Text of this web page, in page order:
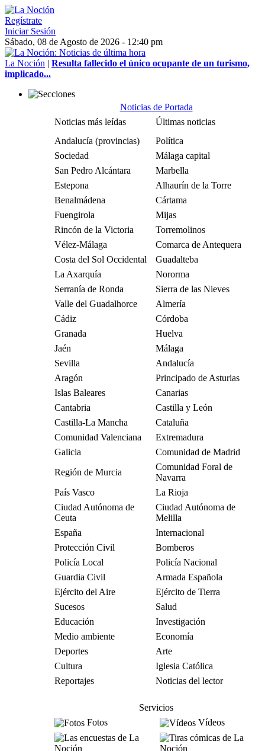
Regístrate
Iniciar Sesión
Sábado, 08 de Agosto de 2026 - 12:40 pm
La Noción | Resulta fallecido el único ocupante de un turismo,
implicado...
Noticias de Portada
Noticias más leídas
Últimas noticias
Andalucía (provincias)
Política
Sociedad
Málaga capital
San Pedro Alcántara
Marbella
Estepona
Alhaurín de la Torre
Benalmádena
Cártama
Fuengirola
Mijas
Rincón de la Victoria
Torremolinos
Vélez-Málaga
Comarca de Antequera
Costa del Sol Occidental
Guadalteba
La Axarquía
Nororma
Serranía de Ronda
Sierra de las Nieves
Valle del Guadalhorce
Almería
Cádiz
Córdoba
Granada
Huelva
Jaén
Málaga
Sevilla
Andalucía
Aragón
Principado de Asturias
Islas Baleares
Canarias
Cantabria
Castilla y León
Castilla-La Mancha
Cataluña
Comunidad Valenciana
Extremadura
Galicia
Comunidad de Madrid
Región de Murcia
Comunidad Foral de
Navarra
País Vasco
La Rioja
Ciudad Autónoma de
Ceuta
Ciudad Autónoma de
Melilla
España
Internacional
Protección Civil
Bomberos
Policía Local
Policía Nacional
Guardia Civil
Armada Española
Ejército del Aire
Ejército de Tierra
Sucesos
Salud
Educación
Investigación
Medio ambiente
Economía
Deportes
Arte
Cultura
Iglesia Católica
Reportajes
Noticias del lector
Servicios
Fotos
Vídeos